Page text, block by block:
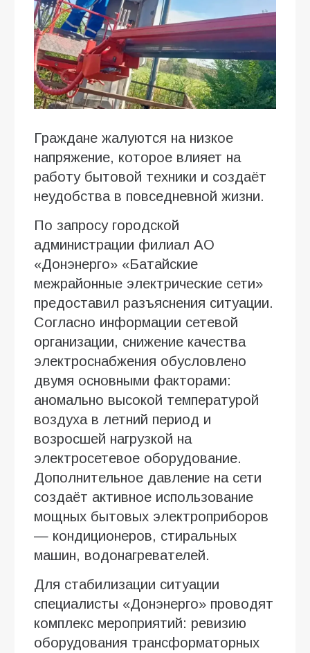
Граждане жалуются на низкое
напряжение, которое влияет на
работу бытовой техники и создаёт
неудобства в повседневной жизни.
По запросу городской
администрации филиал АО
«Донэнерго» «Батайские
межрайонные электрические сети»
предоставил разъяснения ситуации.
Согласно информации сетевой
организации, снижение качества
электроснабжения обусловлено
двумя основными факторами:
аномально высокой температурой
воздуха в летний период и
возросшей нагрузкой на
электросетевое оборудование.
Дополнительное давление на сети
создаёт активное использование
мощных бытовых электроприборов
— кондиционеров, стиральных
машин, водонагревателей.
Для стабилизации ситуации
специалисты «Донэнерго» проводят
комплекс мероприятий: ревизию
оборудования трансформаторных